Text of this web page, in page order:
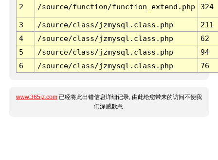
2 /source/function/function_extend.php 324
3 /source/class/jzmysql.class.php
211
4
/source/class/jzmysql.class.php
62
5
/source/class/jzmysql.class.php
94
6
/source/class/jzmysql.class.php 76
www.365jz.com 已经将此出错信息详细记录, 由此给您带来的访问不便我
们深感歉意.